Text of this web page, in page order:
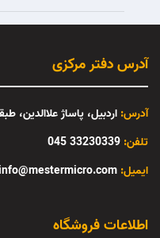
آدرس دفتر مرکزی
آدرس: اردبیل، پاساژ علاالدین، طبقه
تلفن: 33230339 045
:ایمیل
اطلاعات فروشگاه